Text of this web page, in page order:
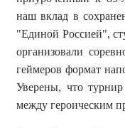
наш вклад в
"Единой Россией",
организовали
геймеров формат
Уверены, что
между героическим